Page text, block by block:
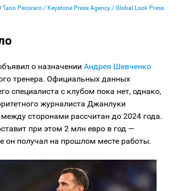
Tano Pecoraro / Keystone Press Agency / Global Look Press
о назначении Андрея Шевченко
тренера. Официальных данных
специалиста с клубом пока нет, однако,
журналиста Джанлуки
сторонами рассчитан до 2024 года.
при этом 2 млн евро в год —
он получал на прошлом месте работы.